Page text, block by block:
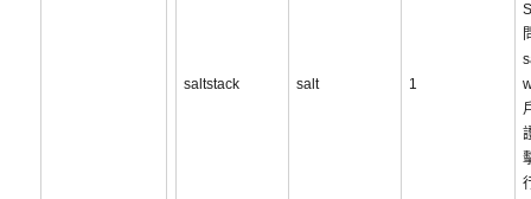
saltstack salt 1